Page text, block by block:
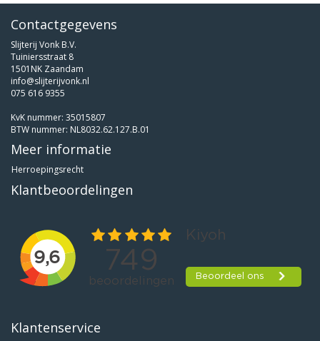
Contactgegevens
Slijterij Vonk B.V.
Tuiniersstraat 8
1501NK Zaandam
info@slijterijvonk.nl
075 616 9355
KvK nummer: 35015807
BTW nummer: NL8032.62.127.B.01
Meer informatie
Herroepingsrecht
Klantbeoordelingen
Klantenservice